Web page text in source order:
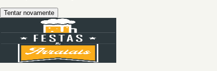
Tentar novamente